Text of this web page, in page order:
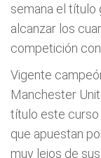
semana el título
alcanzar los
competición
Vigente
Manchester
título este curso
que apuestan
muy lejos de